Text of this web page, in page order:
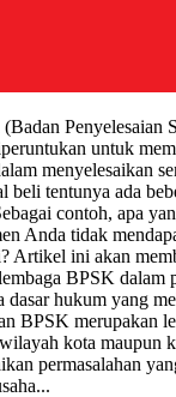
Penyelesaian
untuk
menyelesaikan
beli tentunya ada
contoh, apa
Anda tidak
Artikel ini akan
BPSK dalam
dasar hukum yang
BPSK merupakan
kota maupun
permasalahan